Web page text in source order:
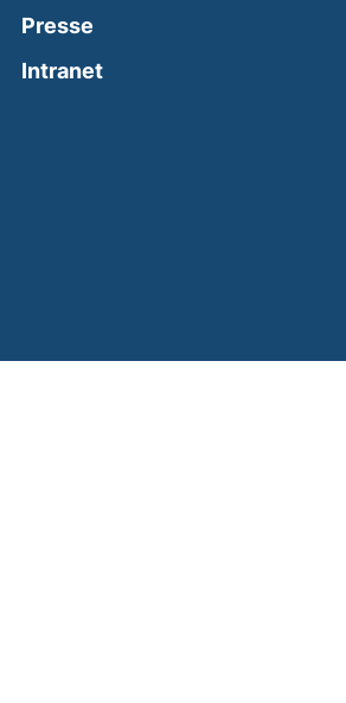
Presse
Intranet(external link, opens in